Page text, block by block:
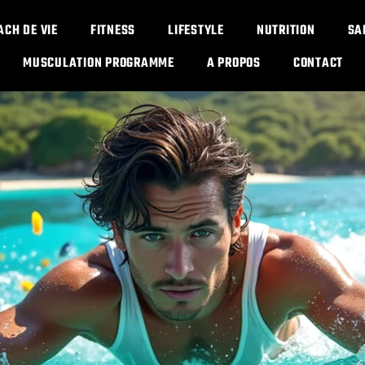
DE VIE FITNESS LIFESTYLE NUTRITION
MUSCULATION PROGRAMME​
A PROPOS CONTACT